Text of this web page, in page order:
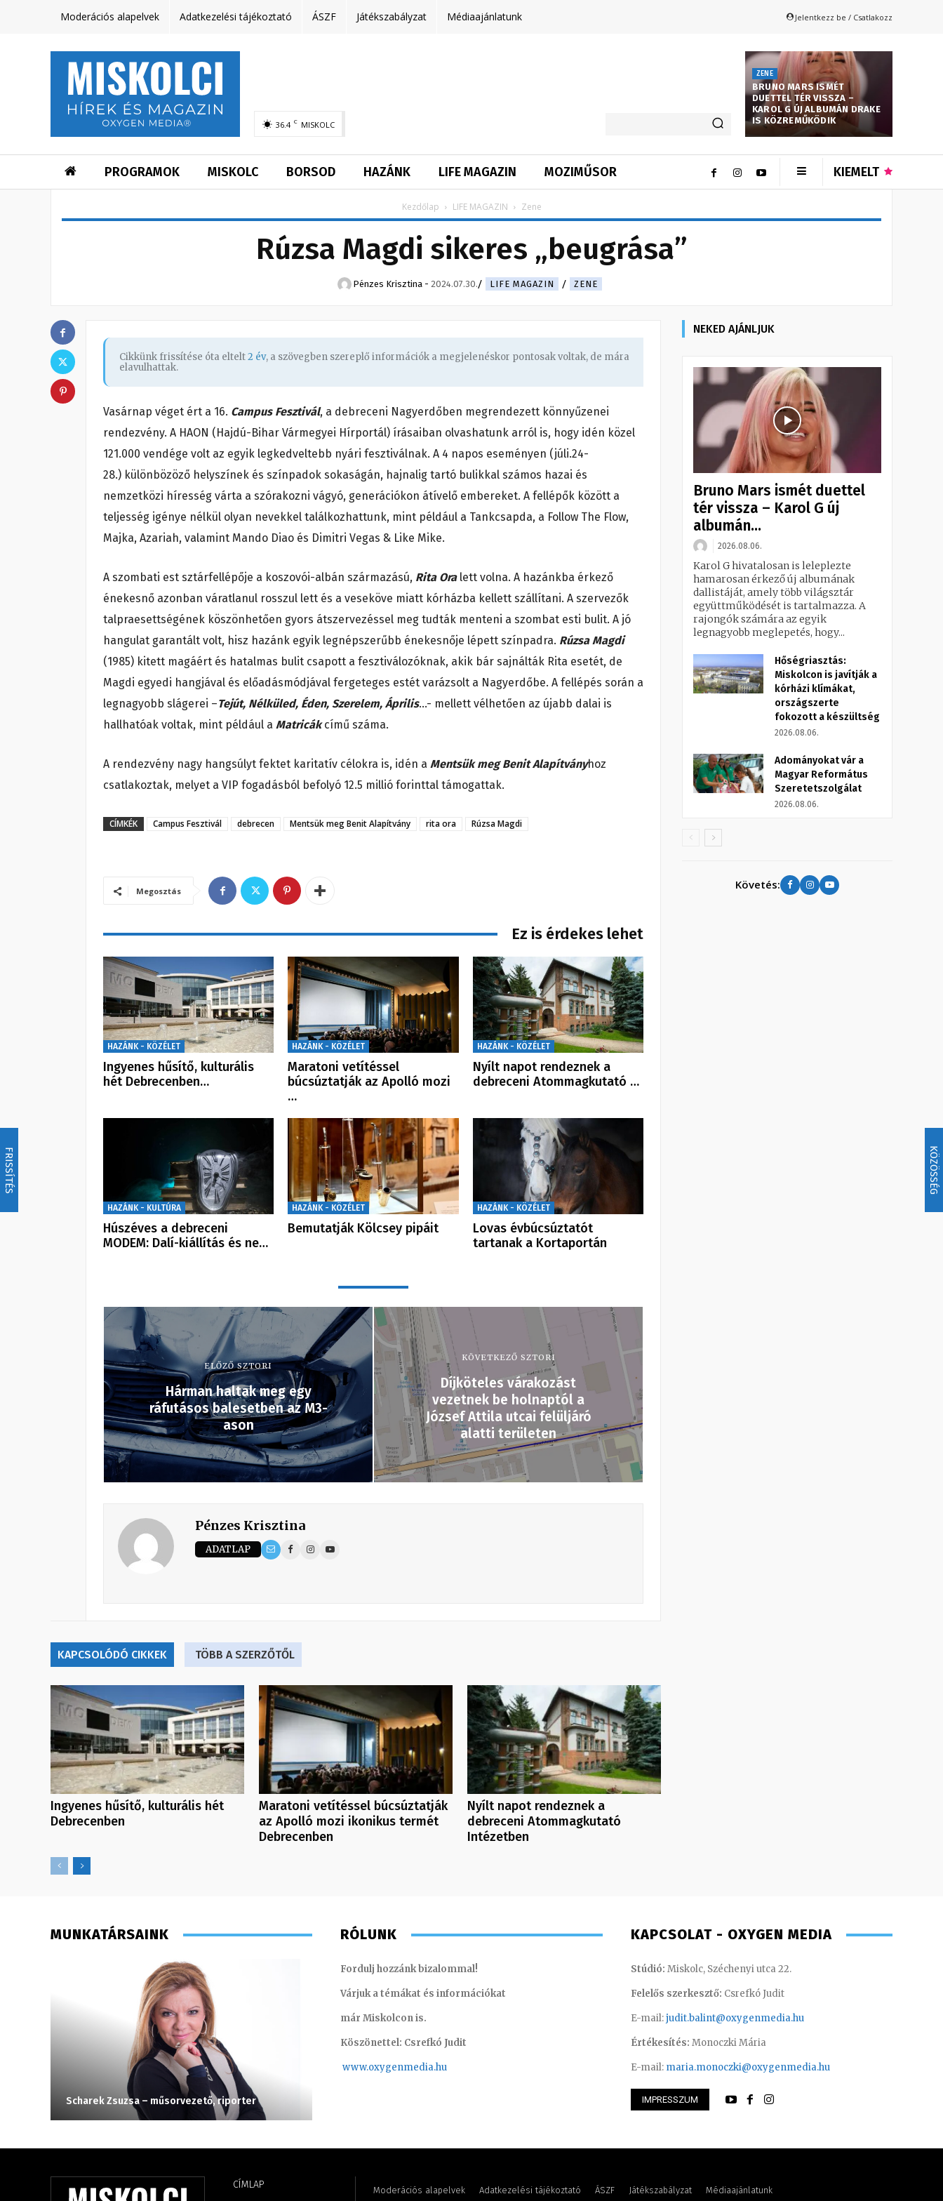
FRISSÍTÉS KÖZÖSSÉG
Moderációs alapelvek Adatkezelési tájékoztató ÁSZF Játékszabályzat Médiaajánlatunk Jelentkezz be / Csatlakozz
36.4 C MISKOLC
ZENE
BRUNO MARS ISMÉT
DUETTEL TÉR VISSZA –
KAROL G ÚJ ALBUMÁN DRAKE
IS KÖZREMŰKÖDIK
PROGRAMOK MISKOLC BORSOD HAZÁNK LIFE MAGAZIN MOZIMŰSOR KIEMELT
Kezdőlap LIFE MAGAZIN Zene
Rúzsa Magdi sikeres „beugrása”
Pénzes Krisztina - 2024.07.30. LIFE MAGAZIN ZENE
Cikkünk frissítése óta eltelt2 év, a szövegben szereplő információk a megjelenéskor pontosak voltak, de mára
elavulhattak.
Vasárnap véget ért a 16. Campus Fesztivál, a debreceni Nagyerdőben megrendezett könnyűzenei
rendezvény. A HAON (Hajdú-Bihar Vármegyei Hírportál) írásaiban olvashatunk arról is, hogy idén közel
121.000 vendége volt az egyik legkedveltebb nyári fesztiválnak. A 4 napos eseményen (júli.24-
28.) különbözöző helyszínek és színpadok sokaságán, hajnalig tartó bulikkal számos hazai és
nemzetközi híresség várta a szórakozni vágyó, generációkon átívelő embereket. A fellépők között a
teljesség igénye nélkül olyan nevekkel találkozhattunk, mint például a Tankcsapda, a Follow The Flow,
Majka, Azariah, valamint Mando Diao és Dimitri Vegas & Like Mike.
A szombati est sztárfellépője a koszovói-albán származású, Rita Oralett volna. A hazánkba érkező
énekesnő azonban váratlanul rosszul lett és a veseköve miatt kórházba kellett szállítani. A szervezők
talpraesettségének köszönhetően gyors átszervezéssel meg tudták menteni a szombat esti bulit. A jó
hangulat garantált volt, hisz hazánk egyik legnépszerűbb énekesnője lépett színpadra. Rúzsa Magdi
(1985) kitett magáért és hatalmas bulit csapott a fesztiválozóknak, akik bár sajnálták Rita esetét, de
Magdi egyedi hangjával és előadásmódjával fergeteges estét varázsolt a Nagyerdőbe. A fellépés során a
legnagyobb slágerei –Tejút, Nélküled, Éden, Szerelem, Április…- mellett vélhetően az újabb dalai is
hallhatóak voltak, mint például a Matricákcímű száma.
A rendezvény nagy hangsúlyt fektet karitatív célokra is, idén a Mentsük meg Benit Alapítványhoz
csatlakoztak, melyet a VIP fogadásból befolyó 12.5 millió forinttal támogattak.
CÍMKÉK Campus Fesztivál debrecen Mentsük meg Benit Alapítvány rita ora Rúzsa Magdi
Megosztás
Ez is érdekes lehet
HAZÁNK - KÖZÉLET
Ingyenes hűsítő, kulturális
hét Debrecenben…
HAZÁNK - KÖZÉLET
Maratoni vetítéssel
búcsúztatják az Apolló mozi
…
HAZÁNK - KÖZÉLET
Nyílt napot rendeznek a
debreceni Atommagkutató …
HAZÁNK - KULTÚRA
Húszéves a debreceni
MODEM: Dalí-kiállítás és ne…
HAZÁNK - KÖZÉLET
Bemutatják Kölcsey pipáit
HAZÁNK - KÖZÉLET
Lovas évbúcsúztatót
tartanak a Kortaportán
ELŐZŐ SZTORI
Hárman haltak meg egy
ráfutásos balesetben az M3-
ason
KÖVETKEZŐ SZTORI
Díjköteles várakozást
vezetnek be holnaptól a
József Attila utcai felüljáró
alatti területen
Pénzes Krisztina
ADATLAP
KAPCSOLÓDÓ CIKKEK TÖBB A SZERZŐTŐL
Ingyenes hűsítő, kulturális hét
Debrecenben
Maratoni vetítéssel búcsúztatják
az Apolló mozi ikonikus termét
Debrecenben
Nyílt napot rendeznek a
debreceni Atommagkutató
Intézetben
NEKED AJÁNLJUK
Bruno Mars ismét duettel
tér vissza – Karol G új
albumán...
2026.08.06.
Karol G hivatalosan is leleplezte
hamarosan érkező új albumának
dallistáját, amely több világsztár
együttműködését is tartalmazza. A
rajongók számára az egyik
legnagyobb meglepetés, hogy...
Hőségriasztás:
Miskolcon is javítják a
kórházi klímákat,
országszerte
fokozott a készültség
2026.08.06.
Adományokat vár a
Magyar Református
Szeretetszolgálat
2026.08.06.
Követés:
MUNKATÁRSAINK
Scharek Zsuzsa – műsorvezető, riporter
RÓLUNK
Fordulj hozzánk bizalommal!
Várjuk a témákat és információkat
már Miskolcon is.
Köszönettel: Csrefkó Judit
www.oxygenmedia.hu
KAPCSOLAT - OXYGEN MEDIA
Stúdió: Miskolc, Széchenyi utca 22.
Felelős szerkesztő: Csrefkó Judit
E-mail:judit.balint@oxygenmedia.hu
Értékesítés: Monoczki Mária
E-mail: maria.monoczki@oxygenmedia.hu
IMPRESSZUM
CÍMLAP Moderációs alapelvek Adatkezelési tájékoztató ÁSZF Játékszabályzat Médiaajánlatunk